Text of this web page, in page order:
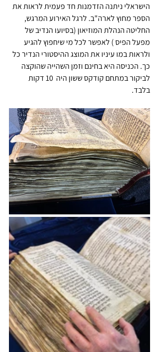
הישראלי ניתנה הזדמנות חד פעמית לראות את
הספר מחוץ לארה"ב. לרגל האירוע המרגש,
החליטה הנהלת המוזיאון (בסיועו הנדיב של
מפעל הפיס ) לאפשר לכל מי שיחפוץ להגיע
ולראות במו עיניו את המוצג ההיסטורי הנדיר כל
כך. הכניסה היא בחינם וזמן השהייה שהוקצה
לביקור במתחם קודקס ששון היה  10 דקות
בלבד.